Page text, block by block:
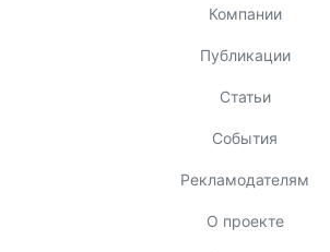
Компании
Публикации
Статьи
События
Рекламодателям
О проекте